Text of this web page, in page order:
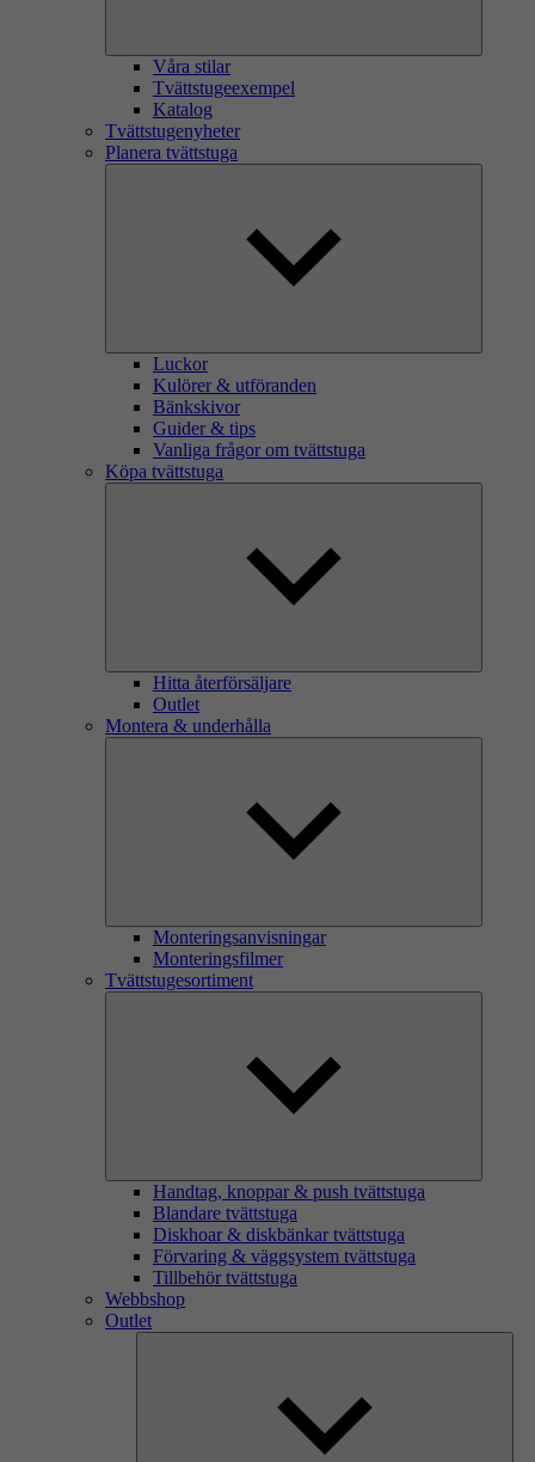
Våra stilar
Tvättstugeexempel
Katalog
Tvättstugenyheter
Planera tvättstuga
Luckor
Kulörer & utföranden
Bänkskivor
Guider & tips
Vanliga frågor om tvättstuga
Köpa tvättstuga
Hitta återförsäljare
Outlet
Montera & underhålla
Monteringsanvisningar
Monteringsfilmer
Tvättstugesortiment
Handtag, knoppar & push tvättstuga
Blandare tvättstuga
Diskhoar & diskbänkar tvättstuga
Förvaring & väggsystem tvättstuga
Tillbehör tvättstuga
Webbshop
Outlet